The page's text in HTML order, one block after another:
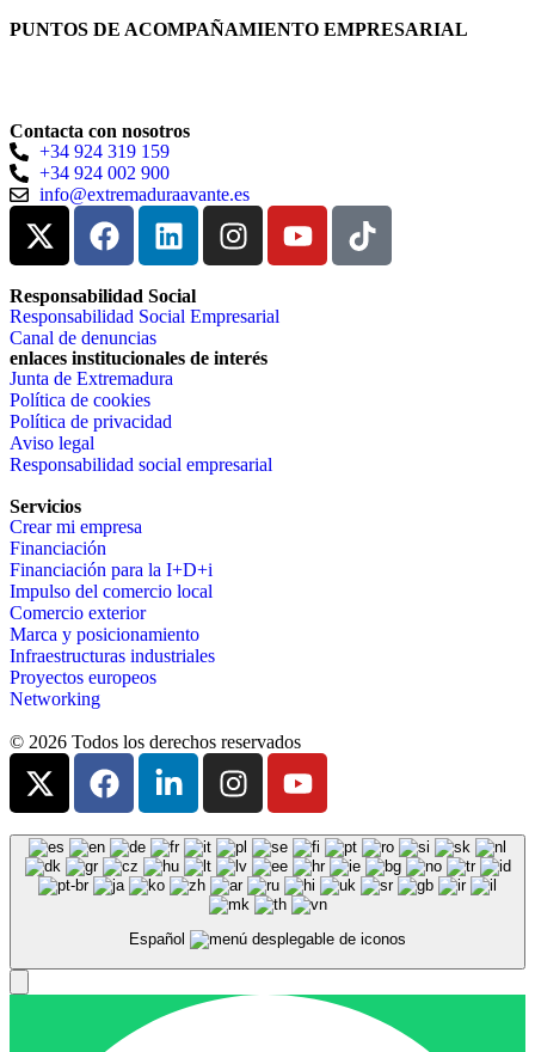
PUNTOS DE ACOMPAÑAMIENTO EMPRESARIAL
Contacta con nosotros
+34 924 319 159
+34 924 002 900
info@extremaduraavante.es
Responsabilidad Social
Responsabilidad Social Empresarial
Canal de denuncias
enlaces institucionales de interés
Junta de Extremadura
Política de cookies
Política de privacidad
Aviso legal
Responsabilidad social empresarial
Servicios
Crear mi empresa
Financiación
Financiación para la I+D+i
Impulso del comercio local
Comercio exterior
Marca y posicionamiento
Infraestructuras industriales
Proyectos europeos
Networking
© 2026 Todos los derechos reservados
Español